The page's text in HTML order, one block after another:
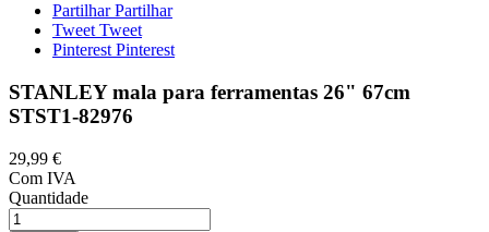
PartilharPartilhar
Tweet Tweet
Pinterest Pinterest
STANLEY mala para ferramentas 26" 67cm
STST1-82976
29,99 €
Com IVA
Quantidade